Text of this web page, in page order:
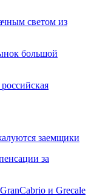
светом из
большой
заемщики
за
и Grecale